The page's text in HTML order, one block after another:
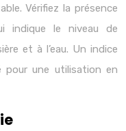
Vérifiez la présence
indique le niveau de
et à l’eau. Un indice
pour une utilisation en